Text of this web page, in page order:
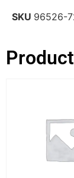
SKU 96526-